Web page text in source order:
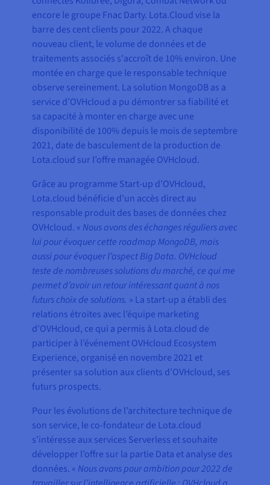
encore le groupe Fnac Darty. Lota.Cloud vise la
barre des cent clients pour 2022. A chaque
nouveau client, le volume de données et de
traitements associés s'accroît de 10% environ. Une
montée en charge que le responsable technique
observe sereinement. La solution MongoDB as a
service d’OVHcloud a pu démontrer sa fiabilité et
sa capacité à monter en charge avec une
disponibilité de 100% depuis le mois de septembre
2021, date de basculement de la production de
Lota.cloud sur l’offre managée OVHcloud.
Grâce au programme Start-up d’OVHcloud,
Lota.cloud bénéficie d’un accès direct au
responsable produit des bases de données chez
OVHcloud. « Nous avons des échanges réguliers avec
lui pour évoquer cette roadmap MongoDB, mais
aussi pour évoquer l’aspect Big Data. OVHcloud
teste de nombreuses solutions du marché, ce qui me
permet d’avoir un retour intéressant quant à nos
futurs choix de solutions. » La start-up a établi des
relations étroites avec l’équipe marketing
d’OVHcloud, ce qui a permis à Lota.cloud de
participer à l’événement OVHcloud Ecosystem
Experience, organisé en novembre 2021 et
présenter sa solution aux clients d’OVHcloud, ses
futurs prospects.
Pour les évolutions de l’architecture technique de
son service, le co-fondateur de Lota.cloud
s’intéresse aux services Serverless et souhaite
développer l’offre sur la partie Data et analyse des
données. « Nous avons pour ambition pour 2022 de